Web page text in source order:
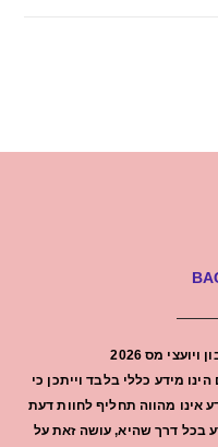
ויועצי מס2026
מידע כללי בלבד וייתכן כי
אינו מהווה תחליף לחוות דעת
בכל דרך שהיא, עושה זאת על